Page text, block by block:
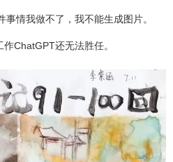
情我做不了，我不能生成图片。
ChatGPT还无法胜任。